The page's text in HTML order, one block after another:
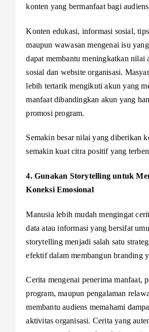
konten yang bermanfaat bagi
Konten edukasi, informasi sosial,
maupun wawasan mengenai isu
dapat membantu meningkatkan nilai
sosial dan website organisasi.
lebih tertarik mengikuti akun yang
manfaat dibandingkan akun yang
promosi program.
Semakin besar nilai yang diberikan
semakin kuat citra positif yang
4. Gunakan Storytelling untuk
Koneksi Emosional
Manusia lebih mudah mengingat
data atau informasi yang bersifat
storytelling menjadi salah satu
efektif dalam membangun branding
Cerita mengenai penerima manfaat,
program, maupun pengalaman
membantu audiens memahami
aktivitas organisasi. Cerita yang